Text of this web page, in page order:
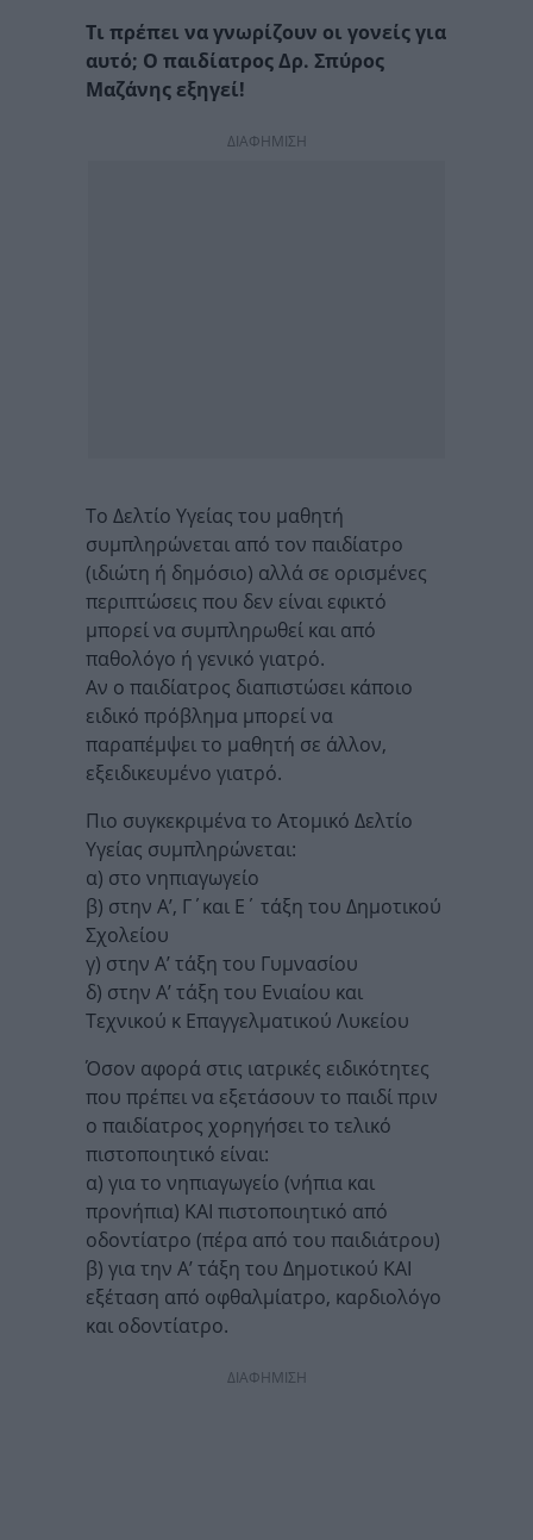
Τι πρέπει να γνωρίζουν οι γονείς για
αυτό; Ο παιδίατρος Δρ. Σπύρος
Μαζάνης εξηγεί!
ΔΙΑΦΗΜΙΣΗ
Το Δελτίο Υγείας του μαθητή
συμπληρώνεται από τον παιδίατρο
(ιδιώτη ή δημόσιο) αλλά σε ορισμένες
περιπτώσεις που δεν είναι εφικτό
μπορεί να συμπληρωθεί και από
παθολόγο ή γενικό γιατρό.
Αν ο παιδίατρος διαπιστώσει κάποιο
ειδικό πρόβλημα μπορεί να
παραπέμψει το μαθητή σε άλλον,
εξειδικευμένο γιατρό.
Πιο συγκεκριμένα το Ατομικό Δελτίο
Υγείας συμπληρώνεται:
α) στο νηπιαγωγείο
β) στην Α’, Γ΄και Ε΄ τάξη του Δημοτικού
Σχολείου
γ) στην Α’ τάξη του Γυμνασίου
δ) στην Α’ τάξη του Ενιαίου και
Τεχνικού κ Επαγγελματικού Λυκείου
Όσον αφορά στις ιατρικές ειδικότητες
που πρέπει να εξετάσουν το παιδί πριν
ο παιδίατρος χορηγήσει το τελικό
πιστοποιητικό είναι:
α) για το νηπιαγωγείο (νήπια και
προνήπια) ΚΑΙ πιστοποιητικό από
οδοντίατρο (πέρα από του παιδιάτρου)
β) για την Α’ τάξη του Δημοτικού ΚΑΙ
εξέταση από οφθαλμίατρο, καρδιολόγο
και οδοντίατρο.
ΔΙΑΦΗΜΙΣΗ